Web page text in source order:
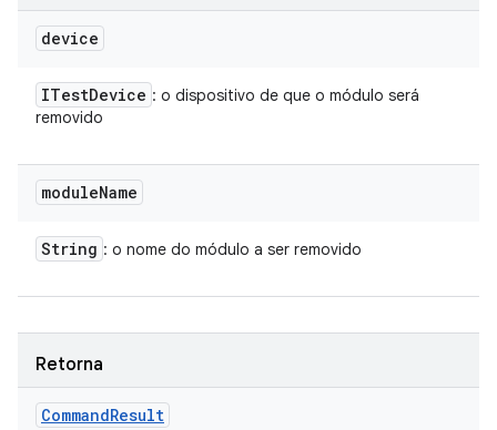
device
ITestDevice : o dispositivo de que o módulo será
removido
moduleName
String : o nome do módulo a ser removido
Retorna
CommandResult